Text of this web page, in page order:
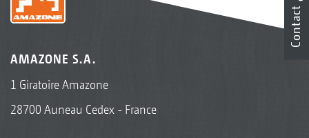
AMAZONE S.A.
1 Giratoire Amazone
28700 Auneau Cedex - France
Contact